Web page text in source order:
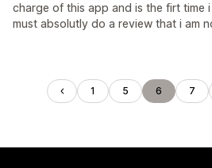
charge of this app and is the firt time
must absolutly do a review that i am
1 5 6 7